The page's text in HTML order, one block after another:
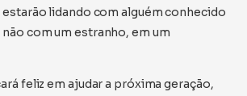
lidando com alguém conhecido
com um estranho, em um
feliz em ajudar a próxima geração,